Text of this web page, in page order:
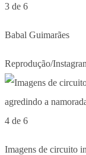
3 de 6
Babal Guimarães
Reprodução/
4 de 6
Imagens de circuito